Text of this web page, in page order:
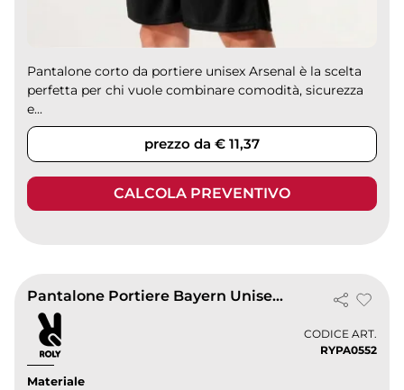
Pantalone corto da portiere unisex Arsenal è la scelta
perfetta per chi vuole combinare comodità, sicurezza
e...
prezzo da € 11,37
CALCOLA PREVENTIVO
Pantalone Portiere Bayern Unisex, Imbottito
CODICE ART.
RYPA0552
Materiale